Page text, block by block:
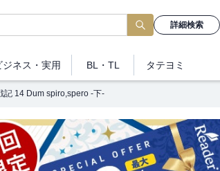
詳細検索
ジネス ・実用 BL・TL タテヨミ
記 14 Dum spiro,spero ‐下‐